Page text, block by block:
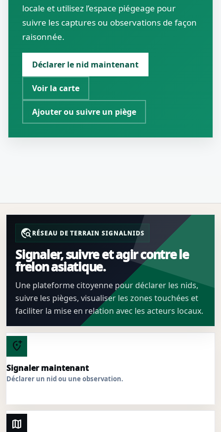
locale et utilisez l’espace piégeage pour
suivre les captures ou observations de façon
raisonnée.
Déclarer le nid maintenant
Voir la carte
Ajouter ou suivre un piège
travel_exploreRÉSEAU DE TERRAIN SIGNALNIDS
Signaler, suivre et agir contre le
frelon asiatique.
Une plateforme citoyenne pour déclarer les nids,
suivre les pièges, visualiser les zones touchées et
faciliter la mise en relation avec les acteurs locaux.
add_location_alt
Signaler maintenant
Déclarer un nid ou une observation.
map